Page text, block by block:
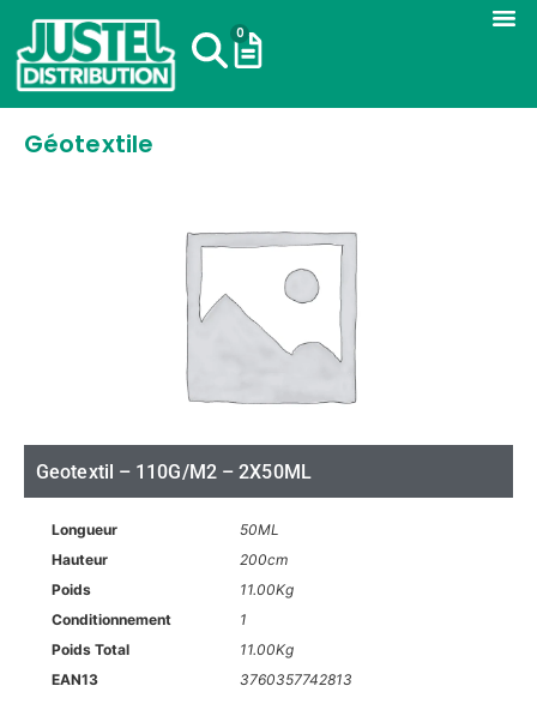
0
Géotextile
Geotextil – 110G/M2 – 2X50ML
Longueur
50ML
Hauteur
200cm
Poids
11.00Kg
Conditionnement
1
Poids Total
11.00Kg
EAN13
3760357742813